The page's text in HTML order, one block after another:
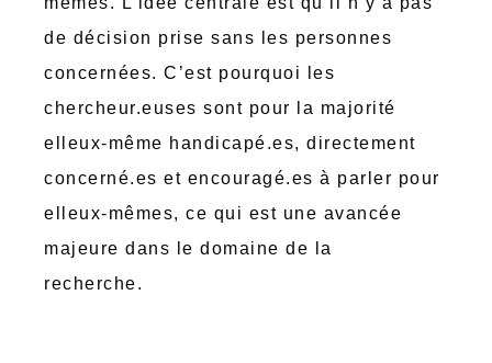
de décision prise sans les personnes
concernées. C’est pourquoi les
chercheur.euses sont pour la majorité
elleux-même handicapé.es, directement
concerné.es et encouragé.es à parler pour
elleux-mêmes, ce qui est une avancée
majeure dans le domaine de la
recherche.